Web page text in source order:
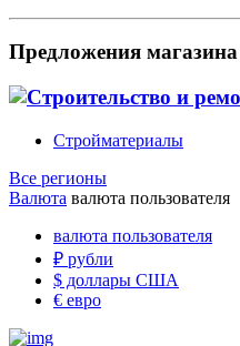
Предложения магазина
Стройматериалы
Все регионы
Валюта валюта пользователя
валюта пользователя
₽ рубли
$ доллары США
€ евро